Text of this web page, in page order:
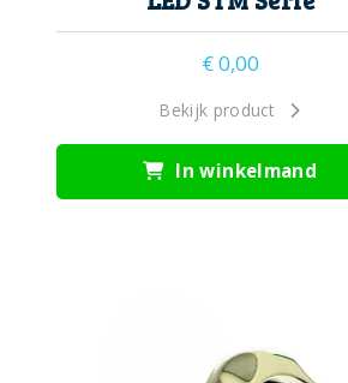
€0,00
Bekijk product
In winkelmand